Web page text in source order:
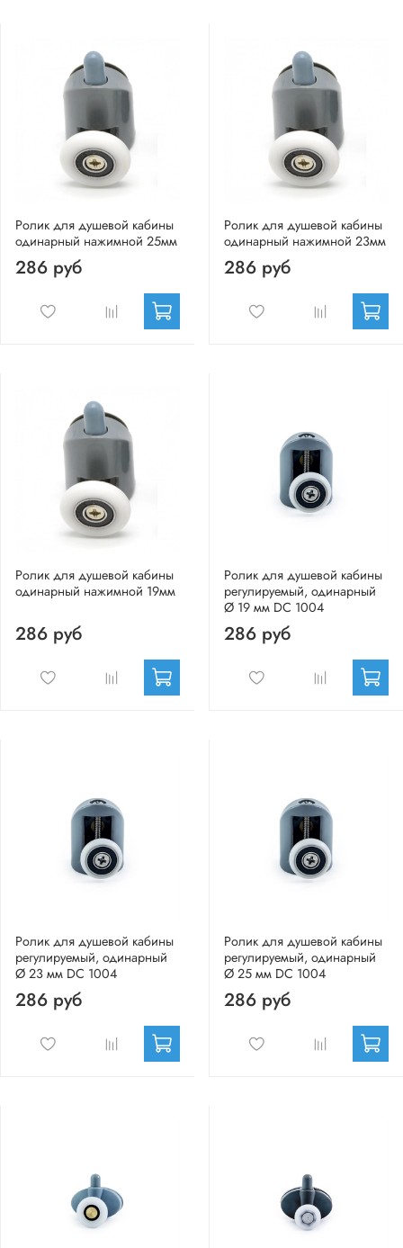
Ролик для душевой кабины
одинарный нажимной 25мм
286 руб
Ролик для душевой кабины
одинарный нажимной 23мм
286 руб
Ролик для душевой кабины
одинарный нажимной 19мм
286 руб
Ролик для душевой кабины
регулируемый, одинарный
Ø 19 мм DC 1004
286 руб
Ролик для душевой кабины
регулируемый, одинарный
Ø 23 мм DC 1004
286 руб
Ролик для душевой кабины
регулируемый, одинарный
Ø 25 мм DC 1004
286 руб